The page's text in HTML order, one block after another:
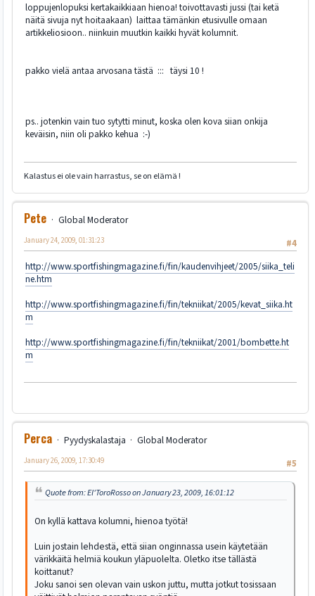
loppujenlopuksi kertakaikkiaan hienoa! toivottavasti jussi (tai ketä
näitä sivuja nyt hoitaakaan) laittaa tämänkin etusivulle omaan
artikkeliosioon.. niinkuin muutkin kaikki hyvät kolumnit.
pakko vielä antaa arvosana tästä ::: täysi 10 !
ps.. jotenkin vain tuo sytytti minut, koska olen kova siian onkija
keväisin, niin oli pakko kehua :-)
Kalastus ei ole vain harrastus, se on elämä !
Pete
Global Moderator
#4
January 24, 2009, 01:31:23
http://www.sportfishingmagazine.fi/fin/kaudenvihjeet/2005/siika_teli
ne.htm
http://www.sportfishingmagazine.fi/fin/tekniikat/2005/kevat_siika.ht
m
http://www.sportfishingmagazine.fi/fin/tekniikat/2001/bombette.ht
m
Perca Pyydyskalastaja
Global Moderator
#5
January 26, 2009, 17:30:49
Quote from: El'ToroRosso on January 23, 2009, 16:01:12
On kyllä kattava kolumni, hienoa työtä!
Luin jostain lehdestä, että siian onginnassa usein käytetään
värikkäitä helmiä koukun yläpuolelta. Oletko itse tällästä
koittanut?
Joku sanoi sen olevan vain uskon juttu, mutta jotkut tosissaan